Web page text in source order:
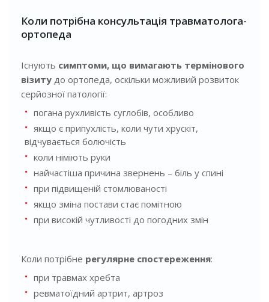
Коли потрібна консультація травматолога-
ортопеда
Існують симптоми, що вимагають термінового
візиту до ортопеда, оскільки можливий розвиток
серйозної патології:
погана рухливість суглобів, особливо
якщо є припухлість, коли чути хрускіт,
відчувається болючість
коли німіють руки
найчастіша причина звернень – біль у спині
при підвищеній стомлюваності
якщо зміна постави стає помітною
при високій чутливості до погодних змін
Коли потрібне регулярне спостереження:
при травмах хребта
ревматоїдний артрит, артроз